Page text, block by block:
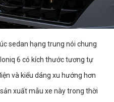
sedan hạng trung nói chung
6 có kích thước tương tự
và kiểu dáng xu hướng hơn
xuất mẫu xe này trong thời